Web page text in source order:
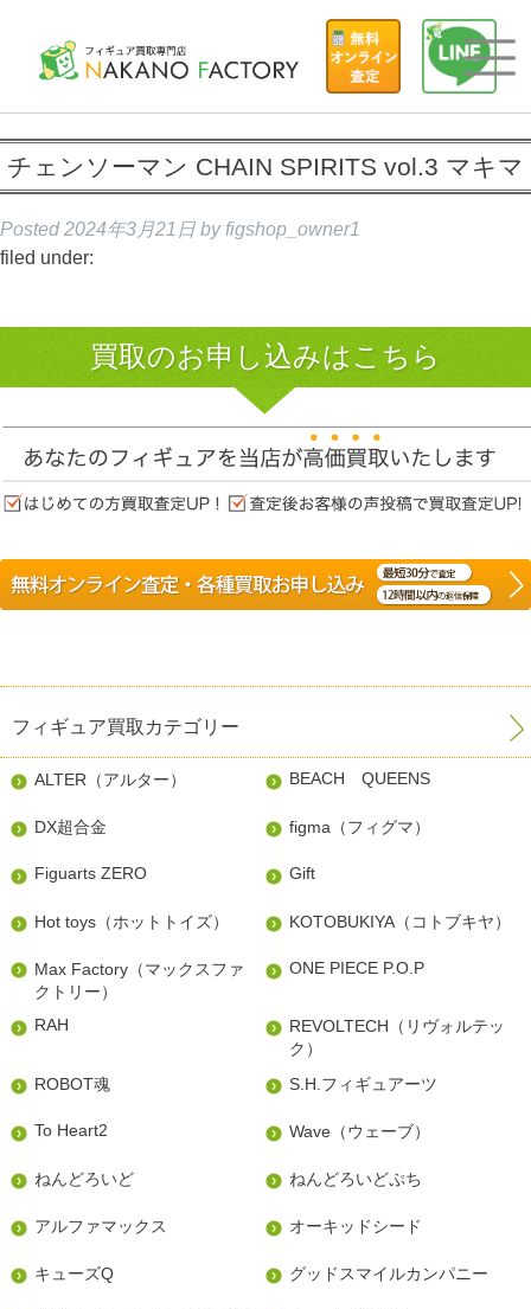
チェンソーマン CHAIN SPIRITS vol.3 マキマ
Posted 2024年3月21日 by figshop_owner1
filed under:
買取のお申し込みはこちら
フィギュア買取カテゴリー
ALTER（アルター） BEACH QUEENS
DX超合金 figma（フィグマ）
Figuarts ZERO Gift
Hot toys（ホットトイズ） KOTOBUKIYA（コトブキヤ）
Max Factory（マックスファ
クトリー）
ONE PIECE P.O.P
RAH
REVOLTECH（リヴォルテッ
ク）
ROBOT魂
S.H.フィギュアーツ
To Heart2 Wave（ウェーブ）
ねんどろいど ねんどろいどぷち
アルファマックス オーキッドシード
キューズQ グッドスマイルカンパニー